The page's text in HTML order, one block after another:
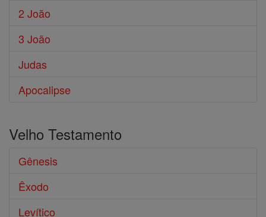
2 João
3 João
Judas
Apocalipse
Velho Testamento
Gênesis
Êxodo
Levítico